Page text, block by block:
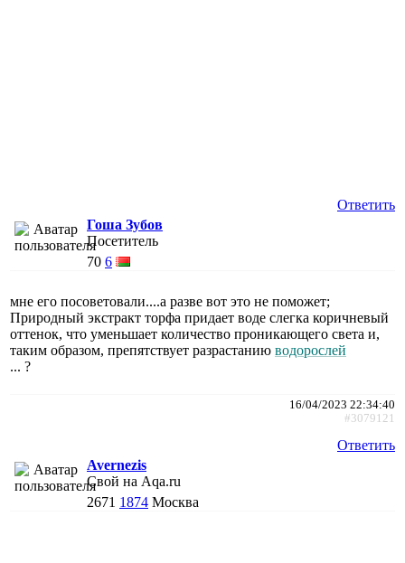
Ответить
Гоша Зубов
Посетитель
70 6
мне его посоветовали....а разве вот это не поможет;
Природный экстракт торфа придает воде слегка коричневый
оттенок, что уменьшает количество проникающего света и,
таким образом, препятствует разрастанию водорослей
... ?
16/04/2023 22:34:40
#3079121
Ответить
Avernezis
Свой на Aqa.ru
2671 1874 Москва